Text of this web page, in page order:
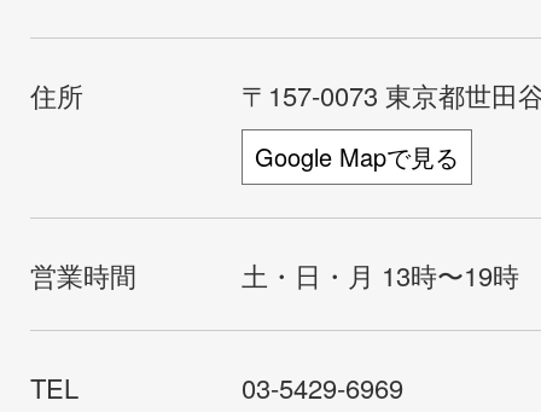
住所 〒157-0073 東京都世田
Google Mapで見る
営業時間 土・日・月 13時〜19時
TEL 03-5429-6969